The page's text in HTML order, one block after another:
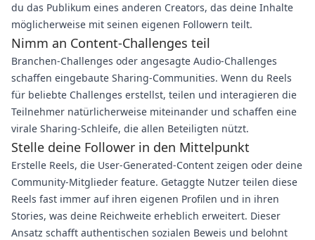
du das Publikum eines anderen Creators, das deine Inhalte
möglicherweise mit seinen eigenen Followern teilt.
Nimm an Content-Challenges teil
Branchen-Challenges oder angesagte Audio-Challenges
schaffen eingebaute Sharing-Communities. Wenn du Reels
für beliebte Challenges erstellst, teilen und interagieren die
Teilnehmer natürlicherweise miteinander und schaffen eine
virale Sharing-Schleife, die allen Beteiligten nützt.
Stelle deine Follower in den Mittelpunkt
Erstelle Reels, die User-Generated-Content zeigen oder deine
Community-Mitglieder feature. Getaggte Nutzer teilen diese
Reels fast immer auf ihren eigenen Profilen und in ihren
Stories, was deine Reichweite erheblich erweitert. Dieser
Ansatz schafft authentischen sozialen Beweis und belohnt